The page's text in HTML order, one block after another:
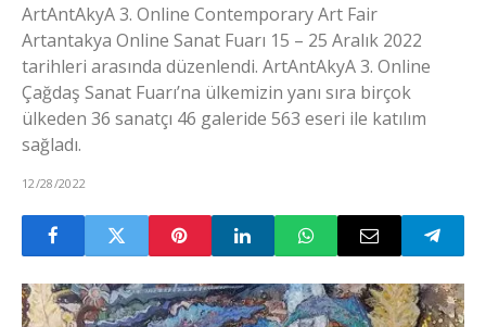
ArtAntAkyA 3. Online Contemporary Art Fair
Artantakya Online Sanat Fuarı 15 – 25 Aralık 2022
tarihleri arasında düzenlendi. ArtAntAkyA 3. Online
Çağdaş Sanat Fuarı’na ülkemizin yanı sıra birçok
ülkeden 36 sanatçı 46 galeride 563 eseri ile katılım
sağladı.
12/28/2022